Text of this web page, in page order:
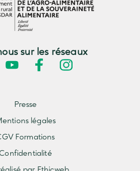
sur les réseaux
Presse
légales
Formations